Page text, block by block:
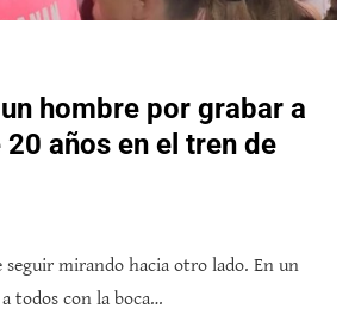
hombre por grabar a
20 años en el tren de
seguir mirando hacia otro lado. En un
todos con la boca…